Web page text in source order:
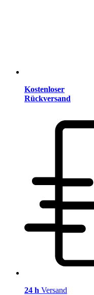
Kostenloser
Rückversand
24 h Versand